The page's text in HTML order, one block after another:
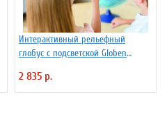
Интерактивный рельефный
глобус с подсветской Globen
2 835 р.